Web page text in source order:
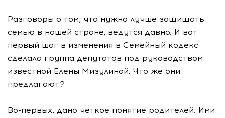
Разговоры о том, что нужно лучше защищать
семью в нашей стране, ведутся давно. И вот
первый шаг в изменения в Семейный кодекс
сделала группа депутатов под руководством
известной Елены Мизулиной. Что же они
предлагают?
Во-первых, дано четкое понятие родителей. Ими